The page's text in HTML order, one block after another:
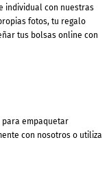
individual con nuestras
fotos, tu regalo
tus bolsas online con
empaquetar
con nosotros o utiliza